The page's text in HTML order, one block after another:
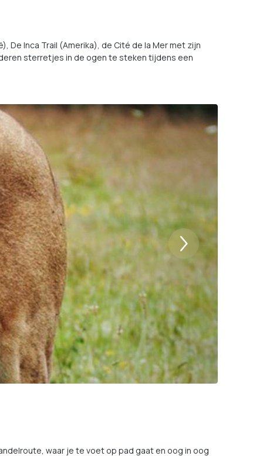
De Inca Trail (Amerika), de Cité de la Mer met zijn
sterretjes in de ogen te steken tijdens een
waar je te voet op pad gaat en oog in oog